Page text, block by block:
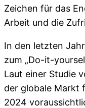
Zeichen für das
Arbeit und die
In den letzten
zum „Do-it-
Laut einer Studie
der globale Markt
2024